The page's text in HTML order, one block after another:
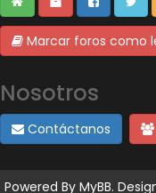
Marcar foros como
Nosotros
Contáctanos
Powered By MyBB.